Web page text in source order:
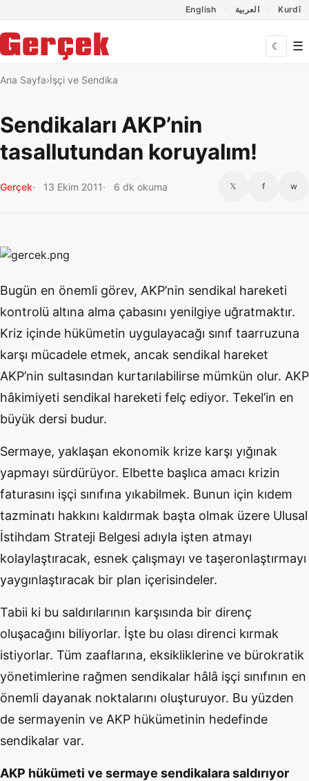
English العربية Kurdî
☾ ☰
Ana Sayfa İşçi ve Sendika
Sendikaları AKP’nin
tasallutundan koruyalım!
Gerçek 13 Ekim 2011 6 dk okuma 𝕏 f w
Bugün en önemli görev, AKP’nin sendikal hareketi
kontrolü altına alma çabasını yenilgiye uğratmaktır.
Kriz içinde hükümetin uygulayacağı sınıf taarruzuna
karşı mücadele etmek, ancak sendikal hareket
AKP’nin sultasından kurtarılabilirse mümkün olur. AKP
hâkimiyeti sendikal hareketi felç ediyor. Tekel’in en
büyük dersi budur.
Sermaye, yaklaşan ekonomik krize karşı yığınak
yapmayı sürdürüyor. Elbette başlıca amacı krizin
faturasını işçi sınıfına yıkabilmek. Bunun için kıdem
tazminatı hakkını kaldırmak başta olmak üzere Ulusal
İstihdam Strateji Belgesi adıyla işten atmayı
kolaylaştıracak, esnek çalışmayı ve taşeronlaştırmayı
yaygınlaştıracak bir plan içerisindeler.
Tabii ki bu saldırılarının karşısında bir direnç
oluşacağını biliyorlar. İşte bu olası direnci kırmak
istiyorlar. Tüm zaaflarına, eksikliklerine ve bürokratik
yönetimlerine rağmen sendikalar hâlâ işçi sınıfının en
önemli dayanak noktalarını oluşturuyor. Bu yüzden
de sermayenin ve AKP hükümetinin hedefinde
sendikalar var.
AKP hükümeti ve sermaye sendikalara saldırıyor